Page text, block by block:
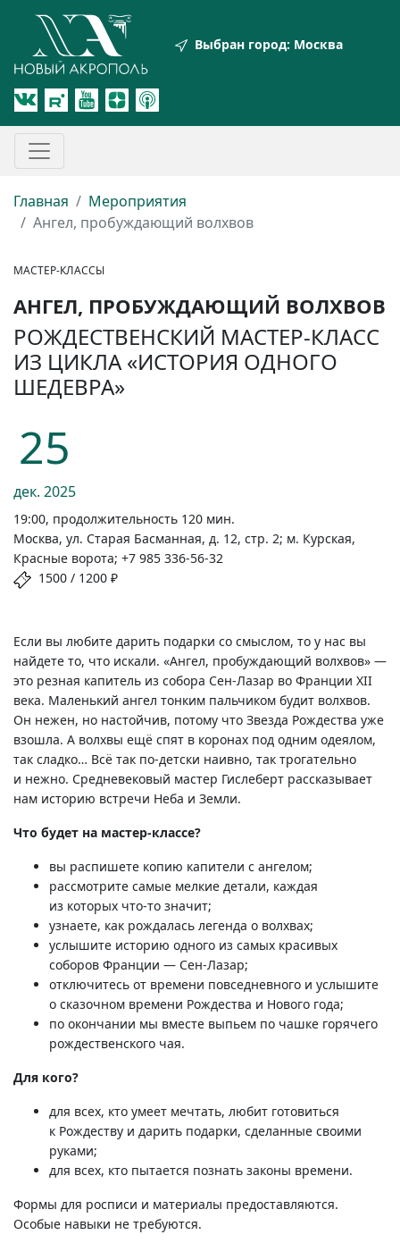
Выбран город: Москва
Главная
Мероприятия
Ангел, пробуждающий волхвов
МАСТЕР-КЛАССЫ
АНГЕЛ, ПРОБУЖДАЮЩИЙ ВОЛХВОВ
РОЖДЕСТВЕНСКИЙ МАСТЕР-КЛАСС
ИЗ ЦИКЛА «ИСТОРИЯ ОДНОГО
ШЕДЕВРА»
25
дек. 2025
19:00, продолжительность 120 мин.
Москва, ул. Старая Басманная, д. 12, стр. 2; м. Курская,
Красные ворота; +7 985 336-56-32
1500 / 1200 ₽
Если вы любите дарить подарки со смыслом, то у нас вы
найдете то, что искали. «Ангел, пробуждающий волхвов» —
это резная капитель из собора Сен-Лазар во Франции XII
века. Маленький ангел тонким пальчиком будит волхвов.
Он нежен, но настойчив, потому что Звезда Рождества уже
взошла. А волхвы ещё спят в коронах под одним одеялом,
так сладко… Всё так по-детски наивно, так трогательно
и нежно. Средневековый мастер Гислеберт рассказывает
нам историю встречи Неба и Земли.
Что будет на мастер-классе?
вы распишете копию капители с ангелом;
рассмотрите самые мелкие детали, каждая
из которых что-то значит;
узнаете, как рождалась легенда о волхвах;
услышите историю одного из самых красивых
соборов Франции — Сен-Лазар;
отключитесь от времени повседневного и услышите
о сказочном времени Рождества и Нового года;
по окончании мы вместе выпьем по чашке горячего
рождественского чая.
Для кого?
для всех, кто умеет мечтать, любит готовиться
к Рождеству и дарить подарки, сделанные своими
руками;
для всех, кто пытается познать законы времени.
Формы для росписи и материалы предоставляются.
Особые навыки не требуются.